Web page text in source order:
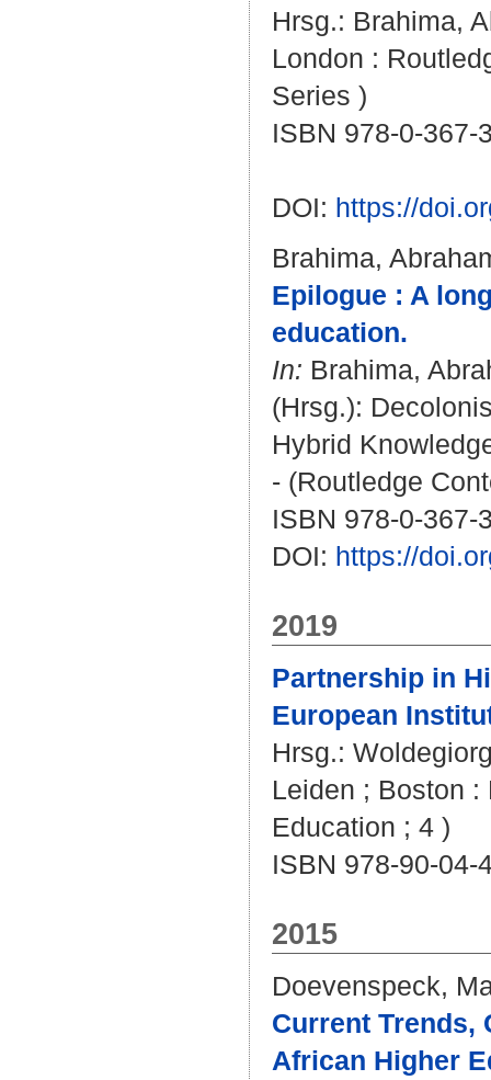
Hrsg.: Brahima,
London :
Series )
ISBN 978-0-367-
DOI: https://
Brahima,
Epilogue : A
education.
In: Brahima,
(Hrsg.):
Hybrid
- (Routledge
ISBN 978-0-367-
DOI: https://
2019
Partnership in
European
Hrsg.:
Leiden ; Boston :
Education ; 4 )
ISBN 978-90-04-
2015
Doevenspeck,
Current Trends,
African Higher